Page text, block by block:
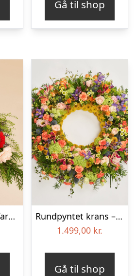
Gå til shop
Bårebuket til et farverigt minde med bånd
Rundpyntet krans – Et farverigt farvel
1.499,00 kr.
Gå til shop